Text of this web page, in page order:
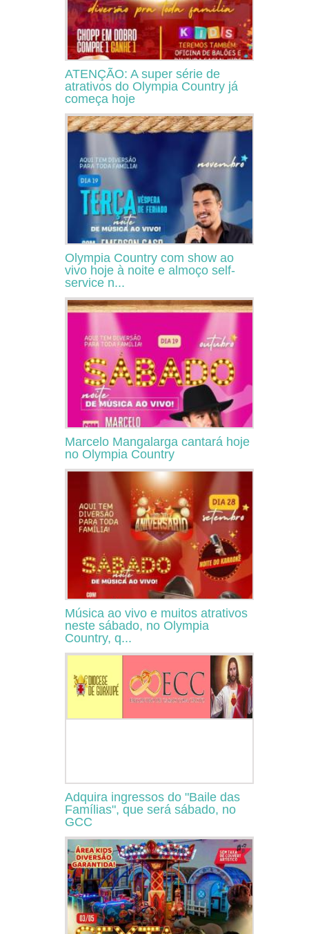
ATENÇÃO: A super série de
atrativos do Olympia Country já
começa hoje
Olympia Country com show ao
vivo hoje à noite e almoço self-
service n...
Marcelo Mangalarga cantará hoje
no Olympia Country
Música ao vivo e muitos atrativos
neste sábado, no Olympia
Country, q...
Adquira ingressos do "Baile das
Famílias", que será sábado, no
GCC